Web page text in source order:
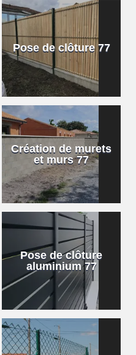
Pose de clôture 77
Création de murets
et murs 77
Pose de clôture
aluminium 77